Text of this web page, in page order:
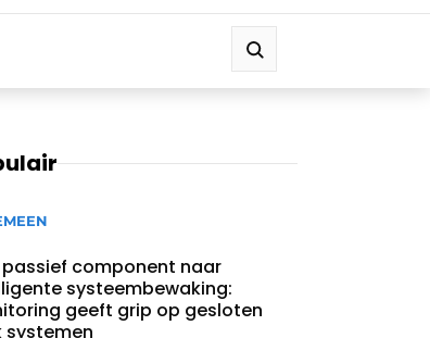
passief component naar
systeembewaking:
geeft grip op gesloten
systemen